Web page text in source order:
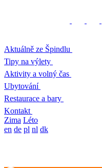
Aktuálně ze Špindlu
Tipy na výlety
Aktivity a volný čas
Ubytování
Restaurace a bary
Kontakt
Zima Léto
en de pl nl dk